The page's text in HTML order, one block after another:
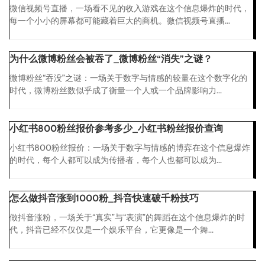
微信视频号直播，一场看不见的收入游戏在这个信息爆炸的时代，
每一个小小的屏幕都可能藏着巨大的商机。微信视频号直播...
为什么微博粉丝会被吞了_微博粉丝“消失”之谜？
微博粉丝“吞没”之谜：一场关于数字与情感的较量在这个数字化的
时代，微博粉丝数似乎成了衡量一个人或一个品牌影响力...
小红书800粉丝报价参考多少_小红书粉丝报价查询
小红书800粉丝报价：一场关于数字与情感的博弈在这个信息爆炸
的时代，每个人都可以成为传播者，每个人也都可以成为...
怎么做抖音涨到1000粉_抖音快速破千粉技巧
做抖音涨粉，一场关于“真实”与“表演”的舞蹈在这个信息爆炸的时
代，抖音已经不仅仅是一个娱乐平台，它更像是一个舞...